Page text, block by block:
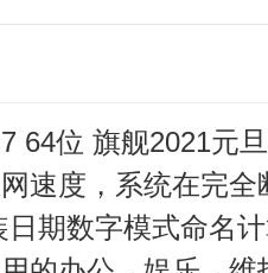
64位 旗舰2021元
速度，系统在完
期数字模式命名